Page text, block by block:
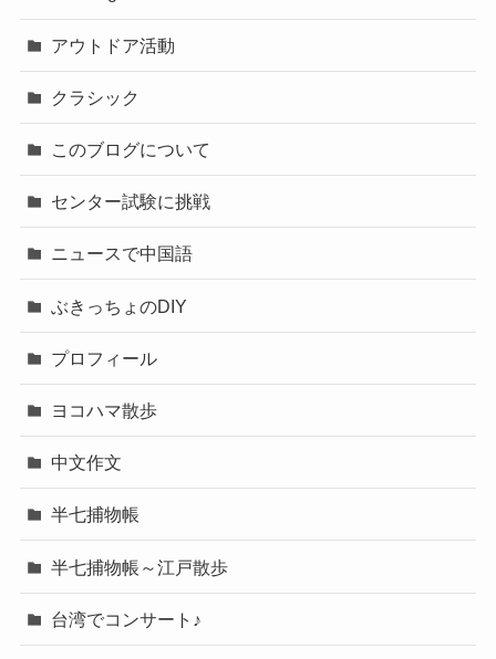
アウトドア活動
クラシック
このブログについて
センター試験に挑戦
ニュースで中国語
ぶきっちょのDIY
プロフィール
ヨコハマ散歩
中文作文
半七捕物帳
半七捕物帳～江戸散歩
台湾でコンサート♪